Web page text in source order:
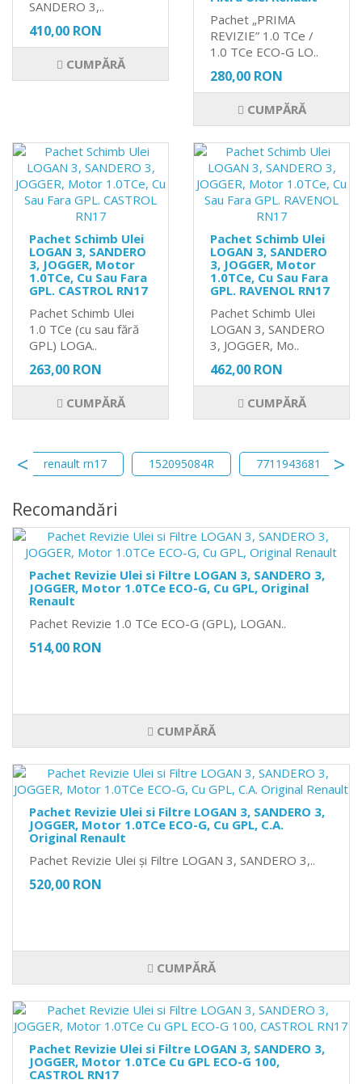
SANDERO 3,..
410,00 RON
CUMPĂRĂ
Pachet „PRIMA
REVIZIE” 1.0 TCe /
1.0 TCe ECO-G LO..
280,00 RON
CUMPĂRĂ
Pachet Schimb Ulei
LOGAN 3, SANDERO
3, JOGGER, Motor
1.0TCe, Cu Sau Fara
GPL. CASTROL RN17
Pachet Schimb Ulei
1.0 TCe (cu sau fără
GPL) LOGA..
263,00 RON
CUMPĂRĂ
Pachet Schimb Ulei
LOGAN 3, SANDERO
3, JOGGER, Motor
1.0TCe, Cu Sau Fara
GPL. RAVENOL RN17
Pachet Schimb Ulei
LOGAN 3, SANDERO
3, JOGGER, Mo..
462,00 RON
CUMPĂRĂ
renault rn17 152095084R 7711943681
Recomandări
Pachet Revizie Ulei si Filtre LOGAN 3, SANDERO 3,
JOGGER, Motor 1.0TCe ECO-G, Cu GPL, Original
Renault
Pachet Revizie 1.0 TCe ECO-G (GPL), LOGAN..
514,00 RON
CUMPĂRĂ
Pachet Revizie Ulei si Filtre LOGAN 3, SANDERO 3,
JOGGER, Motor 1.0TCe ECO-G, Cu GPL, C.A.
Original Renault
Pachet Revizie Ulei și Filtre LOGAN 3, SANDERO 3,..
520,00 RON
CUMPĂRĂ
Pachet Revizie Ulei si Filtre LOGAN 3, SANDERO 3,
JOGGER, Motor 1.0TCe Cu GPL ECO-G 100,
CASTROL RN17